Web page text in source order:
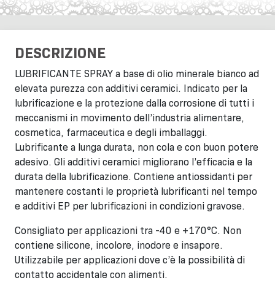
DESCRIZIONE
LUBRIFICANTE SPRAY a base di olio minerale bianco ad
elevata purezza con additivi ceramici. Indicato per la
lubrificazione e la protezione dalla corrosione di tutti i
meccanismi in movimento dell’industria alimentare,
cosmetica, farmaceutica e degli imballaggi.
Lubrificante a lunga durata, non cola e con buon potere
adesivo. Gli additivi ceramici migliorano l’efficacia e la
durata della lubrificazione. Contiene antiossidanti per
mantenere costanti le proprietà lubrificanti nel tempo
e additivi EP per lubrificazioni in condizioni gravose.
Consigliato per applicazioni tra -40 e +170°C. Non
contiene silicone, incolore, inodore e insapore.
Utilizzabile per applicazioni dove c’è la possibilità di
contatto accidentale con alimenti.